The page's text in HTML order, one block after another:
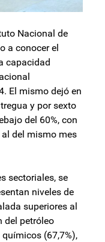
Nacional de
a conocer el
capacidad
El mismo dejó en
y por sexto
del 60%, con
del mismo mes
sectoriales, se
niveles de
superiores al
del petróleo
(67,7%),